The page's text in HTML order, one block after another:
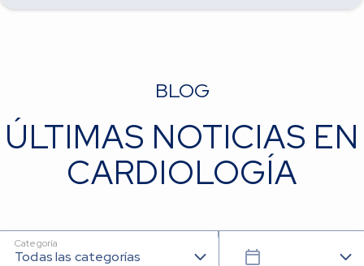
BLOG
ÚLTIMAS NOTICIAS EN
CARDIOLOGÍA
Todas las categorías